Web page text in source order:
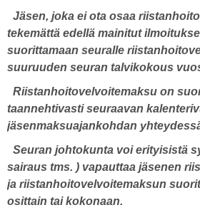
Jäsen, joka ei ota osaa
tekemättä edellä mainitut
suorittamaan seuralle
suuruuden seuran talvikokous
Riistanhoitovelvoitemaksu on
taannehtivasti seuraavan
jäsenmaksuajankohdan
Seuran johtokunta voi erityisistä
sairaus tms. ) vapauttaa jäsenen
ja riistanhoitovelvoitemaksun
osittain tai kokonaan.